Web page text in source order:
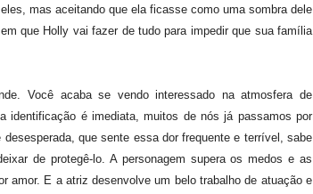
mas aceitando que ela ficasse como uma sombra dele
que Holly vai fazer de tudo para impedir que sua família
Você acaba se vendo interessado na atmosfera de
identificação é imediata, muitos de nós já passamos por
que sente essa dor frequente e terrível, sabe
de protegê-lo. A personagem supera os medos e as
amor. E a atriz desenvolve um belo trabalho de atuação e